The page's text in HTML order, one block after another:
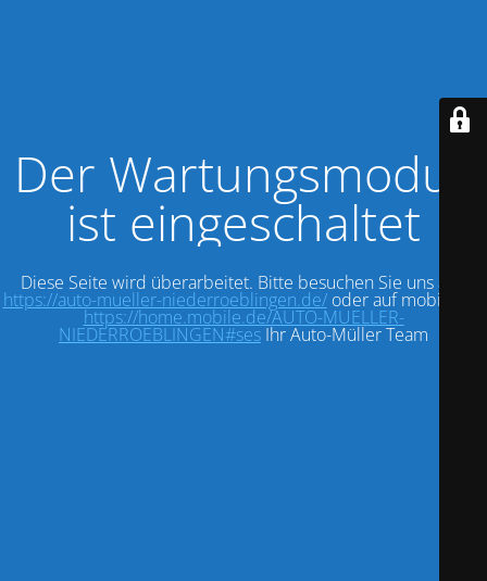
Der Wartungsmodus
ist eingeschaltet
Diese Seite wird überarbeitet. Bitte besuchen Sie uns auf:
https://auto-mueller-niederroeblingen.de/oder auf mobile.de:
https://home.mobile.de/AUTO-MUELLER-
NIEDERROEBLINGEN#ses Ihr Auto-Müller Team